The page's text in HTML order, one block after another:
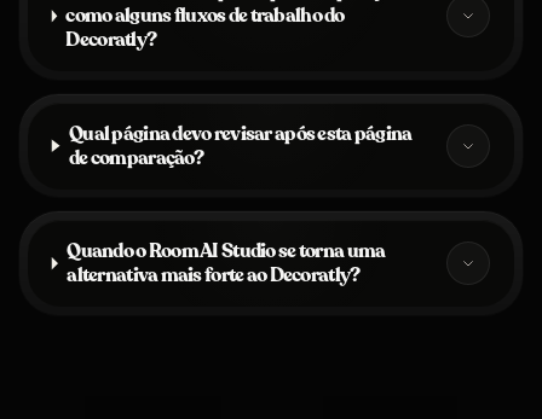
como alguns fluxos de trabalho do
Decoratly?
Qual página devo revisar após esta página
de comparação?
Quando o Room AI Studio se torna uma
alternativa mais forte ao Decoratly?